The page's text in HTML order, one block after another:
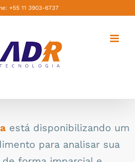
+55 11 3903-6737
está disponibilizando um
para analisar sua